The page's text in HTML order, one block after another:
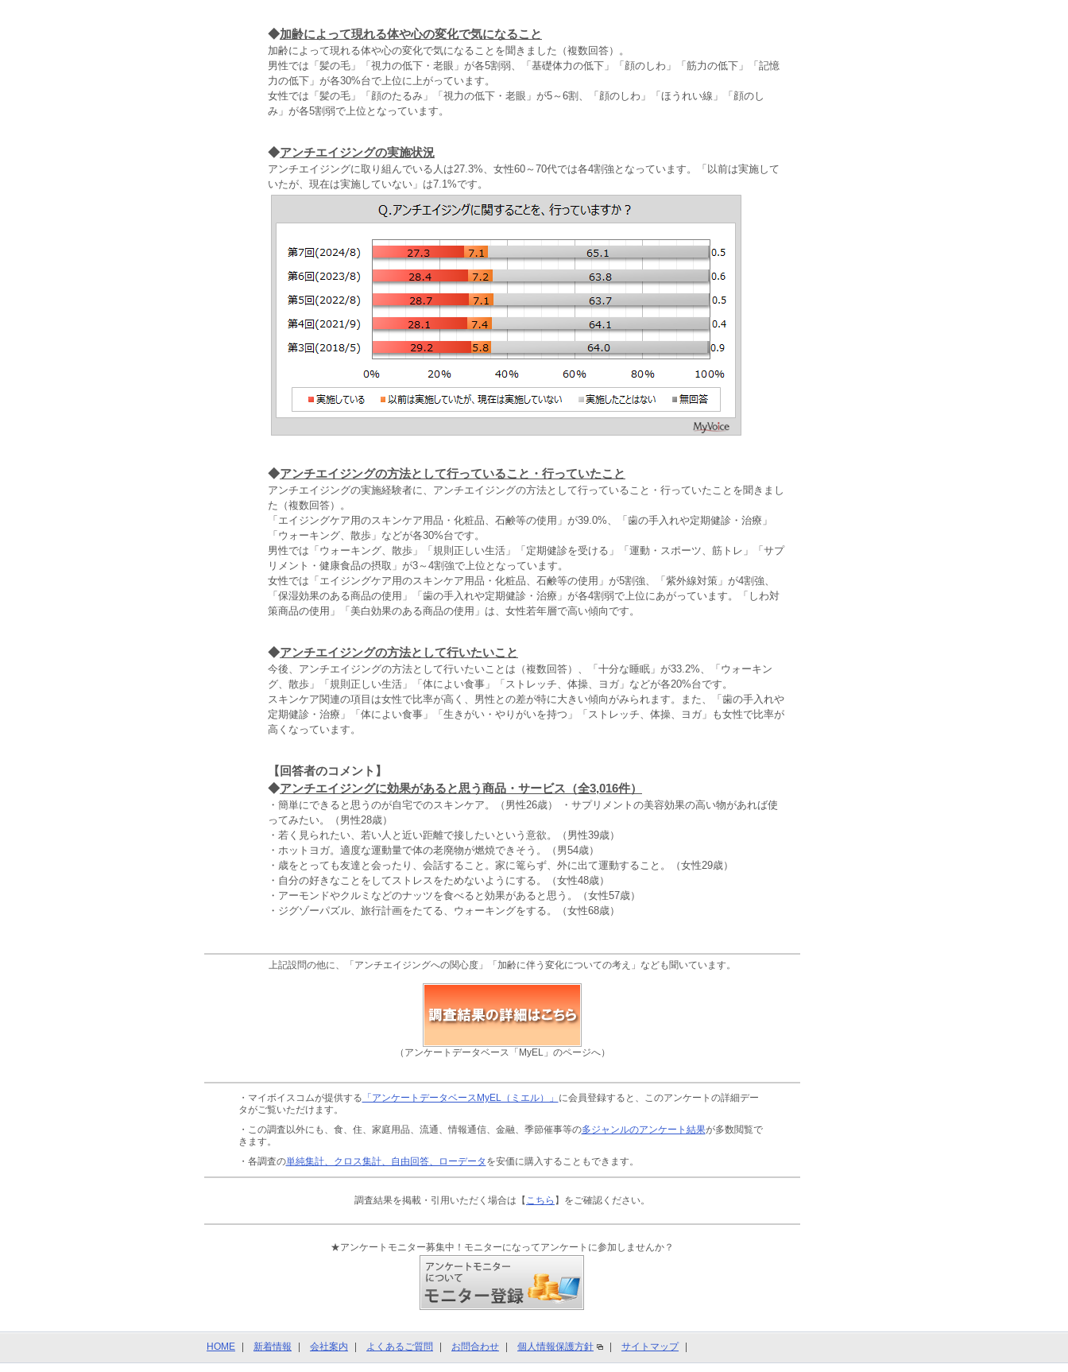
◆加齢によって現れる体や心の変化で気になること
加齢によって現れる体や心の変化で気になることを聞きました（複数回答）。
男性では「髪の毛」「視力の低下・老眼」が各5割弱、「基礎体力の低下」「顔のしわ」「筋力の低下」「記憶
力の低下」が各30%台で上位に上がっています。
女性では「髪の毛」「顔のたるみ」「視力の低下・老眼」が5～6割、「顔のしわ」「ほうれい線」「顔のし
み」が各5割弱で上位となっています。
◆アンチエイジングの実施状況
アンチエイジングに取り組んでいる人は27.3%、女性60～70代では各4割強となっています。「以前は実施して
いたが、現在は実施していない」は7.1%です。
◆アンチエイジングの方法として行っていること・行っていたこと
アンチエイジングの実施経験者に、アンチエイジングの方法として行っていること・行っていたことを聞きまし
た（複数回答）。
「エイジングケア用のスキンケア用品・化粧品、石鹸等の使用」が39.0%、「歯の手入れや定期健診・治療」
「ウォーキング、散歩」などが各30%台です。
男性では「ウォーキング、散歩」「規則正しい生活」「定期健診を受ける」「運動・スポーツ、筋トレ」「サプ
リメント・健康食品の摂取」が3～4割強で上位となっています。
女性では「エイジングケア用のスキンケア用品・化粧品、石鹸等の使用」が5割強、「紫外線対策」が4割強、
「保湿効果のある商品の使用」「歯の手入れや定期健診・治療」が各4割弱で上位にあがっています。「しわ対
策商品の使用」「美白効果のある商品の使用」は、女性若年層で高い傾向です。
◆アンチエイジングの方法として行いたいこと
今後、アンチエイジングの方法として行いたいことは（複数回答）、「十分な睡眠」が33.2%、「ウォーキン
グ、散歩」「規則正しい生活」「体によい食事」「ストレッチ、体操、ヨガ」などが各20%台です。
スキンケア関連の項目は女性で比率が高く、男性との差が特に大きい傾向がみられます。また、「歯の手入れや
定期健診・治療」「体によい食事」「生きがい・やりがいを持つ」「ストレッチ、体操、ヨガ」も女性で比率が
高くなっています。
【回答者のコメント】
◆アンチエイジングに効果があると思う商品・サービス（全3,016件）
・簡単にできると思うのが自宅でのスキンケア。（男性26歳） ・サプリメントの美容効果の高い物があれば使
ってみたい。（男性28歳）
・若く見られたい、若い人と近い距離で接したいという意欲。（男性39歳）
・ホットヨガ。適度な運動量で体の老廃物が燃焼できそう。（男54歳）
・歳をとっても友達と会ったり、会話すること。家に篭らず、外に出て運動すること。（女性29歳）
・自分の好きなことをしてストレスをためないようにする。（女性48歳）
・アーモンドやクルミなどのナッツを食べると効果があると思う。（女性57歳）
・ジグゾーパズル、旅行計画をたてる、ウォーキングをする。（女性68歳）
上記設問の他に、「アンチエイジングへの関心度」「加齢に伴う変化についての考え」なども聞いています。
（アンケートデータベース「MyEL」のページへ）
・マイボイスコムが提供する 「アンケートデータベースMyEL（ミエル）」 に会員登録すると、このアンケートの詳細デー
タがご覧いただけます。
・この調査以外にも、食、住、家庭用品、流通、情報通信、金融、季節催事等の多ジャンルのアンケート結果が多数閲覧で
きます。
・各調査の単純集計、クロス集計、自由回答、ローデータ を安価に購入することもできます。
調査結果を掲載・引用いただく場合は【 こちら 】をご確認ください。
★アンケートモニター募集中！モニターになってアンケートに参加しませんか？
HOME 新着情報 会社案内 よくあるご質問 お問合わせ 個人情報保護方針 サイトマップ